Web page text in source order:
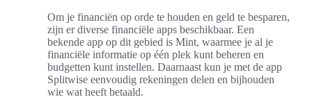
Om je financiën op orde te houden en geld te besparen,
zijn er diverse financiële apps beschikbaar. Een
bekende app op dit gebied is Mint, waarmee je al je
financiële informatie op één plek kunt beheren en
budgetten kunt instellen. Daarnaast kun je met de app
Splitwise eenvoudig rekeningen delen en bijhouden
wie wat heeft betaald.